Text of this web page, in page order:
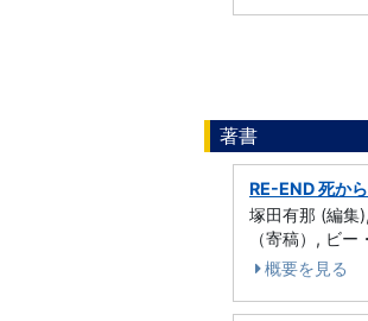
著書
RE-END 死か
塚田有那 (編
（寄稿）, ビ
概要を見る